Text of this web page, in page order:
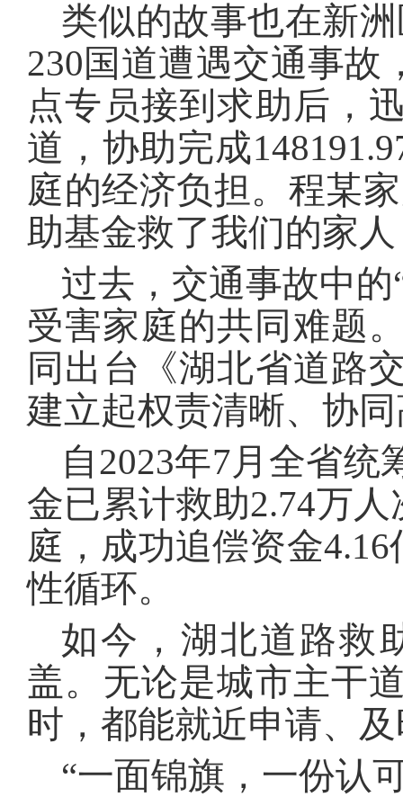
类似的故事也在新
230国道遭遇交通事故
点专员接到求助后，
道，协助完成
庭的经济负担。程某
助基金救了我们的家
过去，交通事故中
受害家庭的共同难题
同出台《湖北省道路
建立起权责清晰、协
自2023年7月全省
金已累计救助2.74万
庭，成功追偿资金
性循环。
如今，湖北道路救
盖。无论是城市主干
时，都能就近申请、
“一面锦旗，一份认